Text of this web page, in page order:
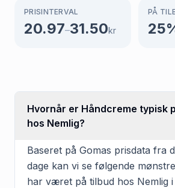
PRISINTERVAL
20.97–31.50kr
PÅ
25
Hvornår er Håndcreme typisk
hos Nemlig?
Baseret på Gomas prisdata fra
dage kan vi se følgende
har været på tilbud hos Nemlig